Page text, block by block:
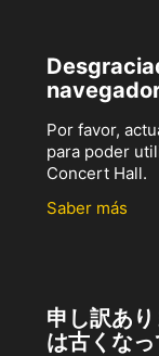
Por favor,
para poder
Concert Hall.
Saber más
申し訳あ
は古くな